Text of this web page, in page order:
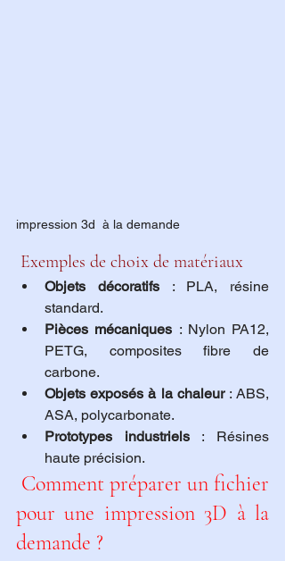
impression 3d  à la demande
Exemples de choix de matériaux
Objets décoratifs : PLA, résine
standard.
Pièces mécaniques : Nylon PA12,
PETG, composites fibre de
carbone.
Objets exposés à la chaleur : ABS,
ASA, polycarbonate.
Prototypes industriels : Résines
haute précision.
pour une impression 3D à la
demande ?